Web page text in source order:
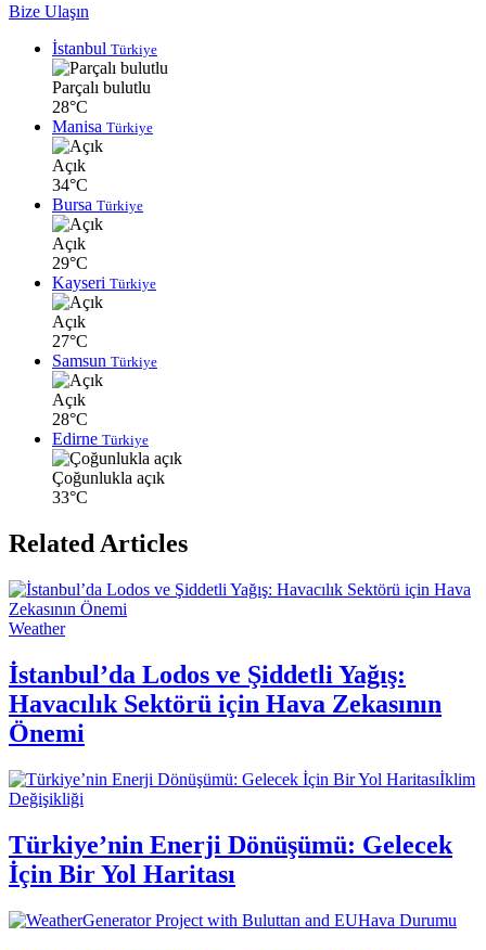
Bize Ulaşın
İstanbul Türkiye
Parçalı bulutlu
28°C
Manisa Türkiye
Açık
34°C
Bursa Türkiye
Açık
29°C
Kayseri Türkiye
Açık
27°C
Samsun Türkiye
Açık
28°C
Edirne Türkiye
Çoğunlukla açık
33°C
Related Articles
Weather
İstanbul’da Lodos ve Şiddetli Yağış:
Havacılık Sektörü için Hava Zekasının
Önemi
İklim
Değişikliği
Türkiye’nin Enerji Dönüşümü: Gelecek
İçin Bir Yol Haritası
Hava Durumu